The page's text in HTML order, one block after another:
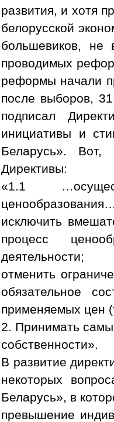
развития, и хотя
белорусской
большевиков, не
проводимых
реформы начали
после выборов,
подписал
инициативы и
Беларусь». Вот,
Директивы:
«1.1
исключить
процесс
деятельности;
отменить
обязательное
применяемых цен
2. Принимать
собственности».
В развитие
некоторых
Беларусь», в
превышение